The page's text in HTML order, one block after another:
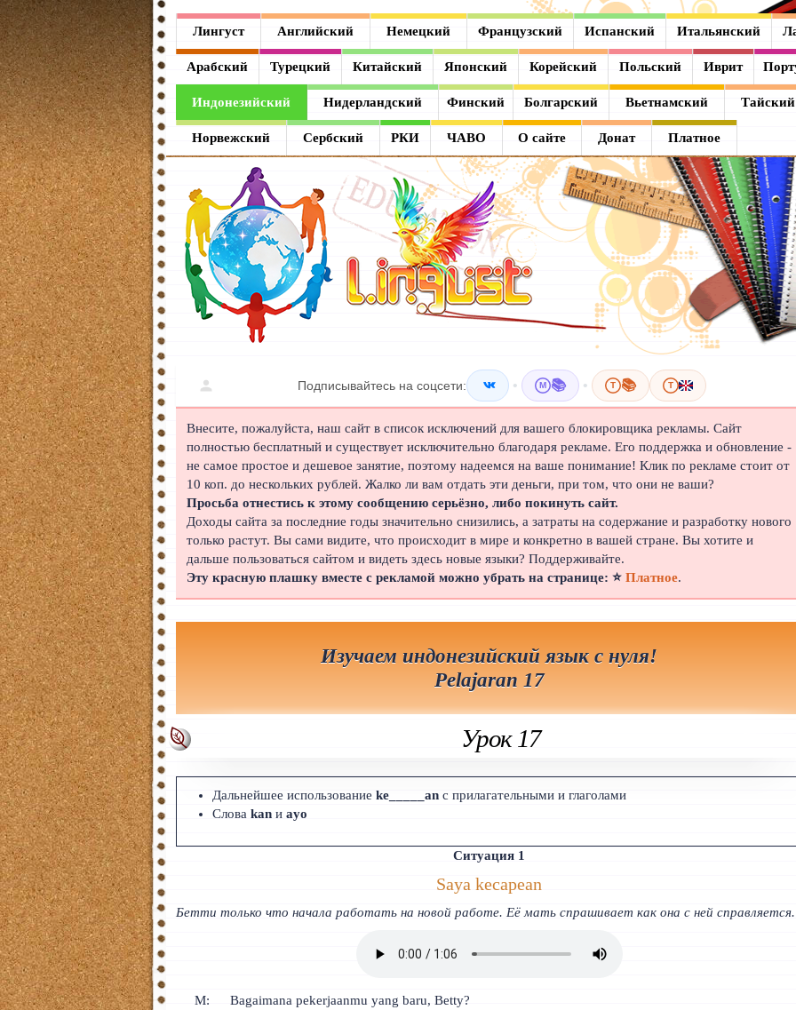
Лингуст Английский Немецкий Французский Испанский Итальянский
Арабский Турецкий Китайский Японский Корейский Польский Иврит
Индонезийский Нидерландский Финский Болгарский Вьетнамский Тайский
Норвежский Сербский РКИ ЧАВО О сайте Донат Платное
Подписывайтесь на соцсети: • M 📚 • T 📚 T
Внесите, пожалуйста, наш сайт в список исключений для вашего блокировщика рекламы. Сайт
полностью бесплатный и существует исключительно благодаря рекламе. Его поддержка и обновление -
не самое простое и дешевое занятие, поэтому надеемся на ваше понимание! Клик по рекламе стоит от
10 коп. до нескольких рублей. Жалко ли вам отдать эти деньги, при том, что они не ваши?
Просьба отнестись к этому сообщению серьёзно, либо покинуть сайт.
Доходы сайта за последние годы значительно снизились, а затраты на содержание и разработку нового
только растут. Вы сами видите, что происходит в мире и конкретно в вашей стране. Вы хотите и
дальше пользоваться сайтом и видеть здесь новые языки? Поддерживайте.
Эту красную плашку вместе с рекламой можно убрать на странице: ⭐Платное.
Изучаем индонезийский язык с нуля!
Pelajaran 17
Урок 17
Дальнейшее использованиеke_____an с прилагательными и глаголами
Словаkan иayo
Ситуация 1
Saya kecapean
Бетти только что начала работать на новой работе. Её мать спрашивает как она с ней справляется.
M:
Bagaimana pekerjaanmu yang baru, Betty?
Лингуст
Английский
Немецкий
Французский
Испанский
Итальянский
Латинский
Греческий
Арабский
Турецкий
Китайский
Японский
Корейский
Польский
Иврит
Португальский
Чешский
Индонезийский
Нидерландский
Финский
Болгарский
Вьетнамский
Тайский
Румынский
Норвежский
Сербский
РКИ
ЧАВО